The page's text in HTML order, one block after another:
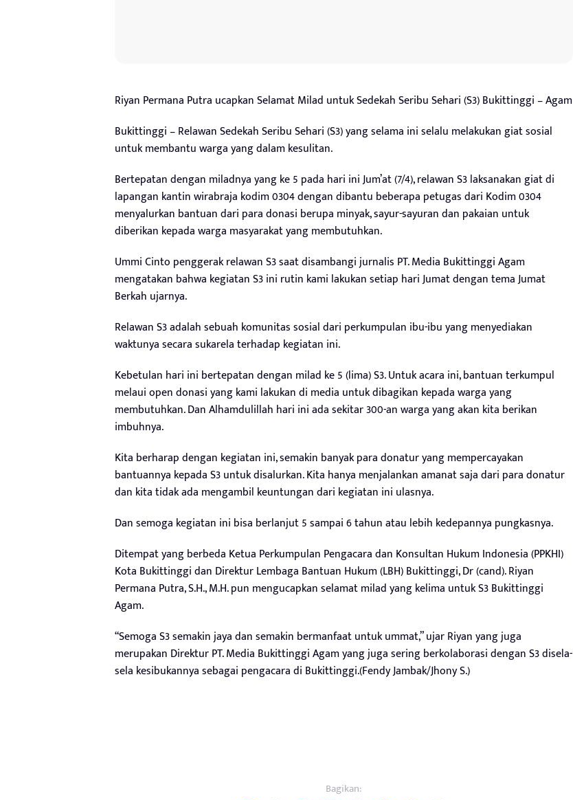
Riyan Permana Putra ucapkan Selamat Milad untuk Sedekah Seribu Sehari (S3) Bukittinggi – Agam
Bukittinggi – Relawan Sedekah Seribu Sehari (S3) yang selama ini selalu melakukan giat sosial
untuk membantu warga yang dalam kesulitan.
Bertepatan dengan miladnya yang ke 5 pada hari ini Jum’at (7/4), relawan S3 laksanakan giat di
lapangan kantin wirabraja kodim 0304 dengan dibantu beberapa petugas dari Kodim 0304
menyalurkan bantuan dari para donasi berupa minyak, sayur-sayuran dan pakaian untuk
diberikan kepada warga masyarakat yang membutuhkan.
Ummi Cinto penggerak relawan S3 saat disambangi jurnalis PT. Media Bukittinggi Agam
mengatakan bahwa kegiatan S3 ini rutin kami lakukan setiap hari Jumat dengan tema Jumat
Berkah ujarnya.
Relawan S3 adalah sebuah komunitas sosial dari perkumpulan ibu-ibu yang menyediakan
waktunya secara sukarela terhadap kegiatan ini.
Kebetulan hari ini bertepatan dengan milad ke 5 (lima) S3. Untuk acara ini, bantuan terkumpul
melaui open donasi yang kami lakukan di media untuk dibagikan kepada warga yang
membutuhkan. Dan Alhamdulillah hari ini ada sekitar 300-an warga yang akan kita berikan
imbuhnya.
Kita berharap dengan kegiatan ini, semakin banyak para donatur yang mempercayakan
bantuannya kepada S3 untuk disalurkan. Kita hanya menjalankan amanat saja dari para donatur
dan kita tidak ada mengambil keuntungan dari kegiatan ini ulasnya.
Dan semoga kegiatan ini bisa berlanjut 5 sampai 6 tahun atau lebih kedepannya pungkasnya.
Ditempat yang berbeda Ketua Perkumpulan Pengacara dan Konsultan Hukum Indonesia (PPKHI)
Kota Bukittinggi dan Direktur Lembaga Bantuan Hukum (LBH) Bukittinggi, Dr (cand). Riyan
Permana Putra, S.H., M.H. pun mengucapkan selamat milad yang kelima untuk S3 Bukittinggi
Agam.
“Semoga S3 semakin jaya dan semakin bermanfaat untuk ummat,” ujar Riyan yang juga
merupakan Direktur PT. Media Bukittinggi Agam yang juga sering berkolaborasi dengan S3 disela-
sela kesibukannya sebagai pengacara di Bukittinggi.(Fendy Jambak/Jhony S.)
Bagikan: